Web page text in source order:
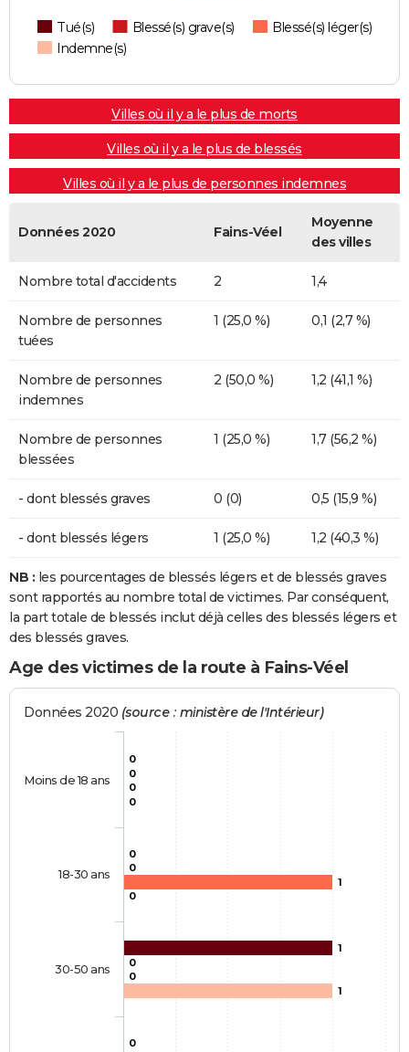
Tué(s) Blessé(s) grave(s)
Blessé(s) léger(s)
Indemne(s)
Villes où il y a le plus de morts
Villes où il y a le plus de blessés
Villes où il y a le plus de personnes indemnes
Données 2020 Fains-Véel
Moyenne
des villes
Nombre total d'accidents 2 1,4
Nombre de personnes
tuées
1 (25,0 %) 0,1 (2,7 %)
Nombre de personnes
indemnes
2 (50,0 %) 1,2 (41,1 %)
Nombre de personnes
blessées
1 (25,0 %) 1,7 (56,2 %)
- dont blessés graves 0 (0) 0,5 (15,9 %)
- dont blessés légers 1 (25,0 %) 1,2 (40,3 %)
NB : les pourcentages de blessés légers et de blessés graves
sont rapportés au nombre total de victimes. Par conséquent,
la part totale de blessés inclut déjà celles des blessés légers et
des blessés graves.
Age des victimes de la route à Fains-Véel
Données 2020 (source : ministère de l'Intérieur)
0
0
1
0
0
0
0
0
1
0
0
0
1
Moins de 18 ans
18-30 ans
30-50 ans